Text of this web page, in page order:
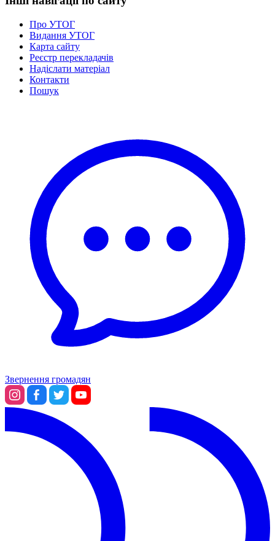
Про УТОГ
Видання УТОГ
Карта сайту
Реєстр перекладачів
Надіслати матеріал
Контакти
Пошук
Звернення громадян